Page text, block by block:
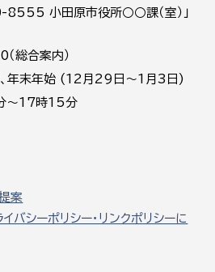
8555 小田原市役所○○課（室）」
合案内）
、年末年始 (12月29日～1月3日)
～17時15分
案
バシーポリシー・リンクポリシーに